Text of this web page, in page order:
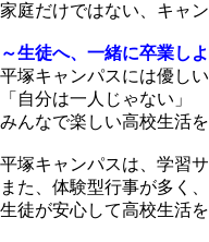
家庭だけではない、キャ
～生徒へ、一緒に卒業し
平塚キャンパスには優し
「自分は一人じゃない」
みんなで楽しい高校生活
平塚キャンパスは、学習
また、体験型行事が多く
生徒が安心して高校生活